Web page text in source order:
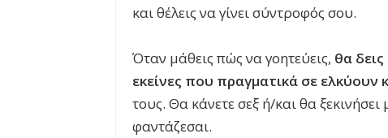
και θέλεις να γίνει σύντροφός σου.
Όταν μάθεις πώς να γοητεύεις, θα
εκείνες που πραγματικά σε ελκύουν
τους. Θα κάνετε σεξ ή/και θα
φαντάζεσαι.